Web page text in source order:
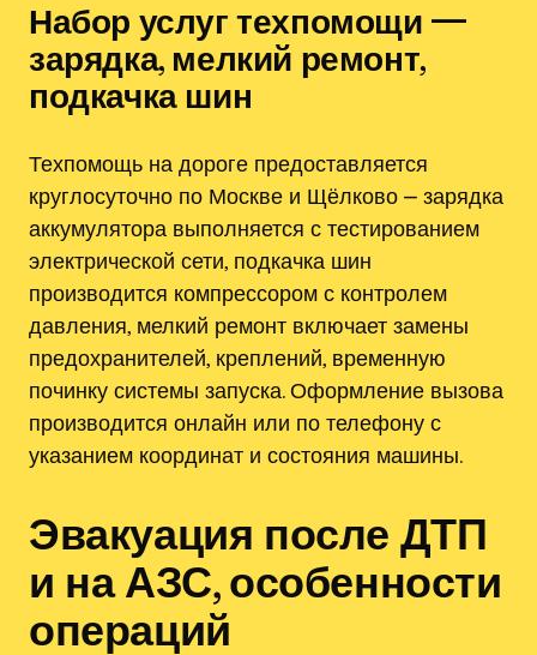
Набор услуг техпомощи —
зарядка, мелкий ремонт,
подкачка шин
Техпомощь на дороге предоставляется
круглосуточно по Москве и Щёлково ⎼ зарядка
аккумулятора выполняется с тестированием
электрической сети, подкачка шин
производится компрессором с контролем
давления, мелкий ремонт включает замены
предохранителей, креплений, временную
починку системы запуска. Оформление вызова
производится онлайн или по телефону с
указанием координат и состояния машины.
Эвакуация после ДТП
и на АЗС, особенности
операций